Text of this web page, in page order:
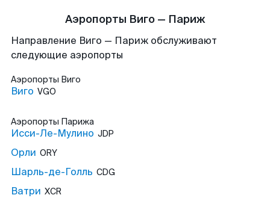
Аэропорты Виго — Париж
Направление Виго — Париж обслуживают
следующие аэропорты
Аэропорты Виго
Виго VGO
Аэропорты Парижа
Исси-Ле-Мулино JDP
Орли ORY
Шарль-де-Голль CDG
Ватри XCR